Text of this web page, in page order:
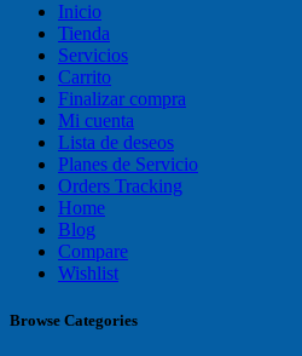
Inicio
Tienda
Servicios
Carrito
Finalizar compra
Mi cuenta
Lista de deseos
Planes de Servicio
Orders Tracking
Home
Blog
Compare
Wishlist
Browse Categories